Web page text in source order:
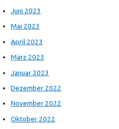
Juni 2023
Mai 2023
April 2023
März 2023
Januar 2023
Dezember 2022
November 2022
Oktober 2022